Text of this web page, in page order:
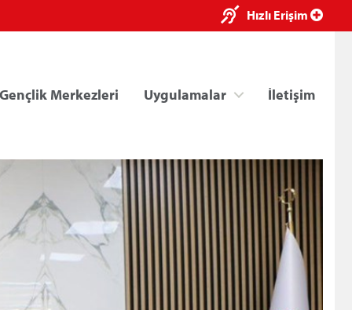
Hızlı Erişim
Gençlik Merkezleri Uygulamalar İletişim
YILI BEYANNAME GİRİŞLERİ HAKKINDA
×
Kredi/Yurt E-Ödeme